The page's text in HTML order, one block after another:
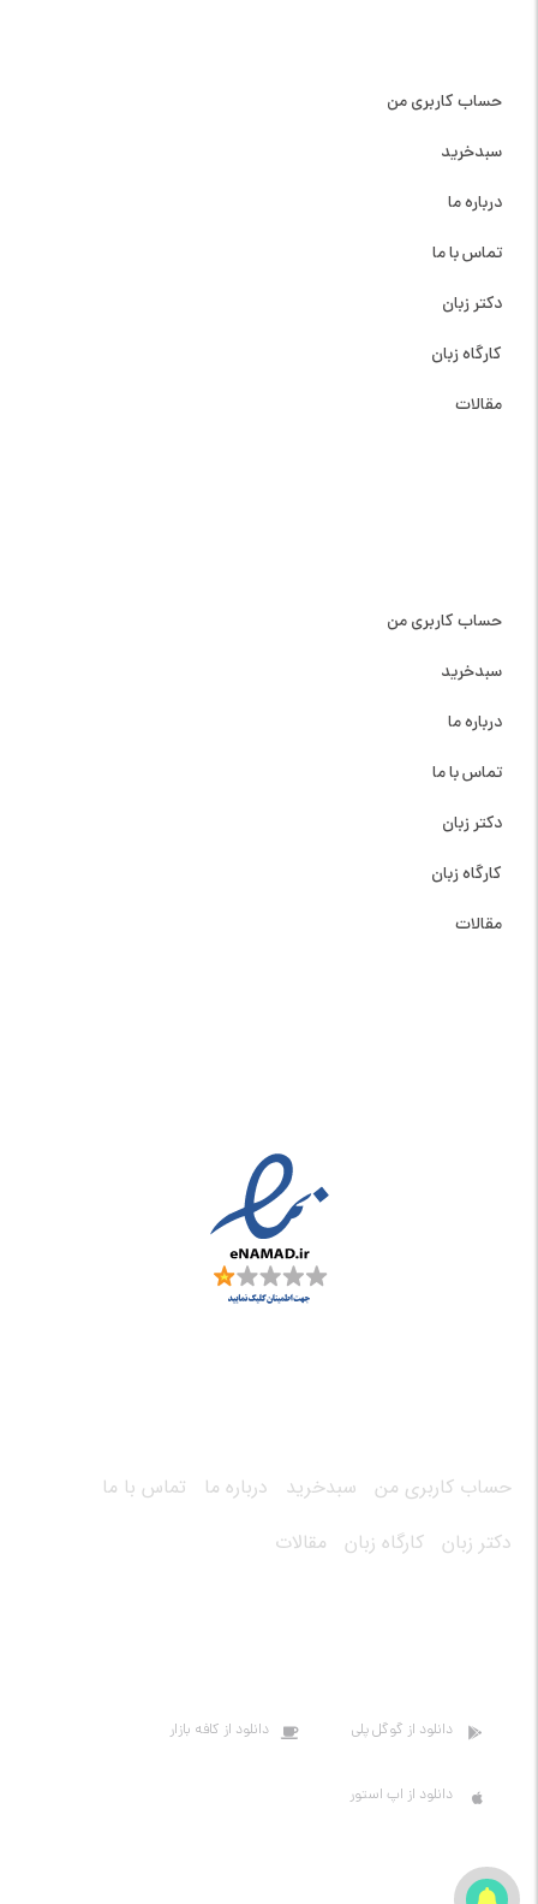
حساب کاربری من
سبدخرید
درباره ما
تماس با ما
دکتر زبان
کارگاه زبان
مقالات
حساب کاربری من
سبدخرید
درباره ما
تماس با ما
دکتر زبان
کارگاه زبان
مقالات
حساب کاربری من سبدخرید درباره ما
تماس با ما
دکتر زبان کارگاه زبان مقالات
دانلود از گوگل پلی دانلود از کافه بازار
دانلود از اپ استور